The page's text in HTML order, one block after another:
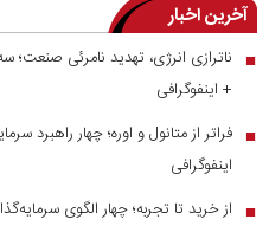
آخرین اخبار
■
ناترازی انرژی، تهدید نامرئی صنعت؛
+ اینفوگرافی
■ فراتر از متانول و اوره؛ چهار راهبرد
اینفوگرافی
■ از خرید تا تجربه؛ چهار الگوی